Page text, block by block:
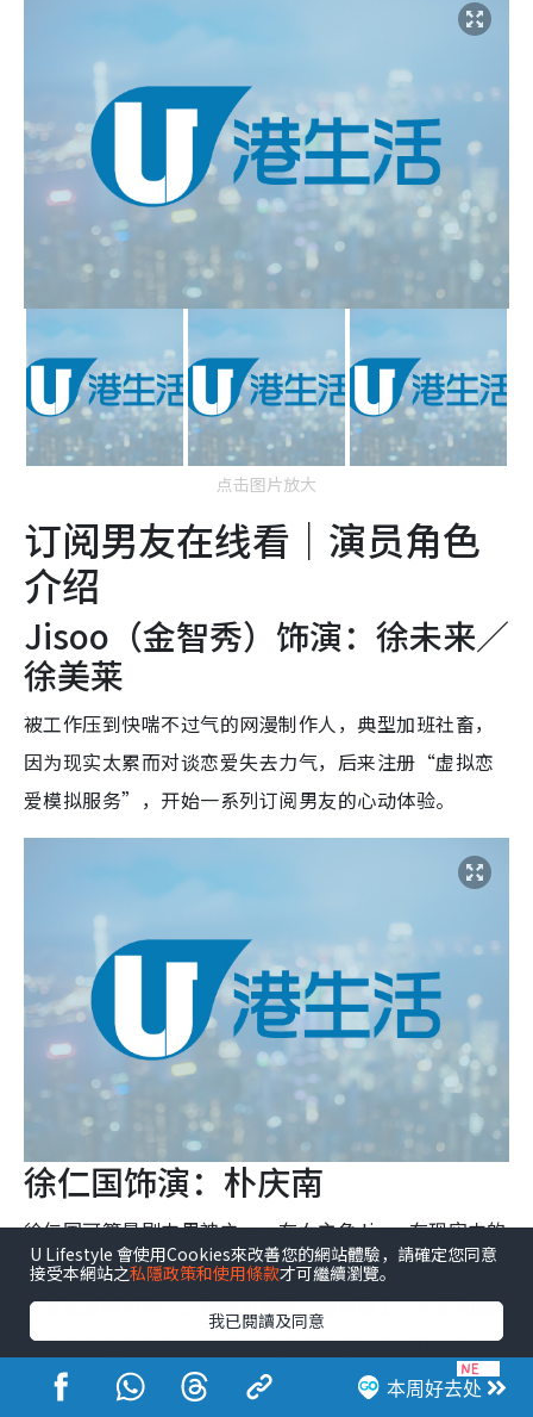
点击图片放大
订阅男友在线看｜演员角色
介绍
Jisoo（金智秀）饰演：徐未来／
徐美莱
被工作压到快喘不过气的网漫制作人，典型加班社畜，
因为现实太累而对谈恋爱失去力气，后来注册“虚拟恋
爱模拟服务”，开始一系列订阅男友的心动体验。
徐仁国饰演：朴庆南
徐仁国可算是剧中男神之一，在女主角Jisoo在现实中的
真实感情线。同样是网络漫画制作人，是徐未来的职场
同事兼竞争对手，工作能力超强、效率至上，在公司被
视为完美工作能手，也是女主最不想面对的“压力来
源”，两人后来发展相爱相杀的欢喜冤家的感情线。
本周好去处
U Lifestyle 會使用Cookies來改善您的網站體驗，請確定您同意
接受本網站之私隱政策和使用條款才可繼續瀏覽。
我已閱讀及同意